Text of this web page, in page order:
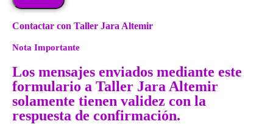
Contactar con Taller Jara Altemir
Nota Importante
Los mensajes enviados mediante este
formulario a Taller Jara Altemir
solamente tienen validez con la
respuesta de confirmación.